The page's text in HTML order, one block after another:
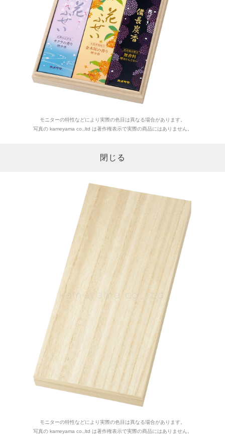
モニターの特性などにより実際の色目は異なる場合があります。
写真の kameyama co.,ltd は著作権表示で実際の商品にはありません。
閉じる
モニターの特性などにより実際の色目は異なる場合があります。
写真の kameyama co.,ltd は著作権表示で実際の商品にはありません。